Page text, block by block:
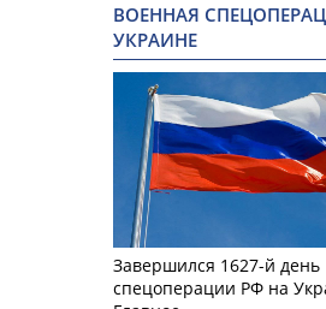
ВОЕННАЯ
УКРАИНЕ
Завершился 1627-й день
спецоперации РФ на